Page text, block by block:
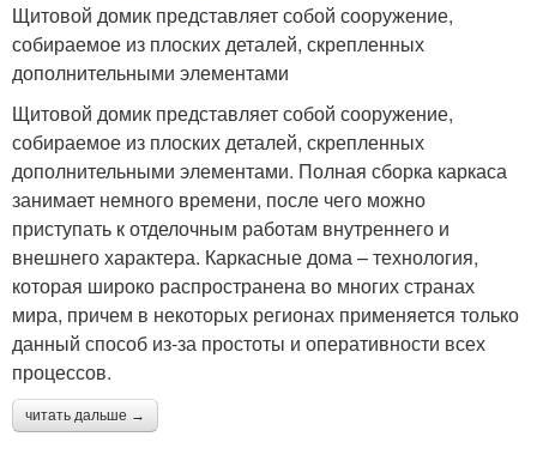
Щитовой домик представляет собой сооружение,
собираемое из плоских деталей, скрепленных
дополнительными элементами
Щитовой домик представляет собой сооружение,
собираемое из плоских деталей, скрепленных
дополнительными элементами. Полная сборка каркаса
занимает немного времени, после чего можно
приступать к отделочным работам внутреннего и
внешнего характера. Каркасные дома – технология,
которая широко распространена во многих странах
мира, причем в некоторых регионах применяется только
данный способ из-за простоты и оперативности всех
процессов.
читать дальше →